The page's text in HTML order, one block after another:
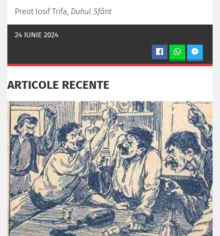
Preot Iosif Trifa, Duhul Sfânt
24 IUNIE 2024
ARTICOLE RECENTE